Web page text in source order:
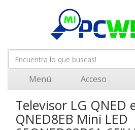
Menú Acceso
Televisor LG QNED
QNED8EB Mini LED